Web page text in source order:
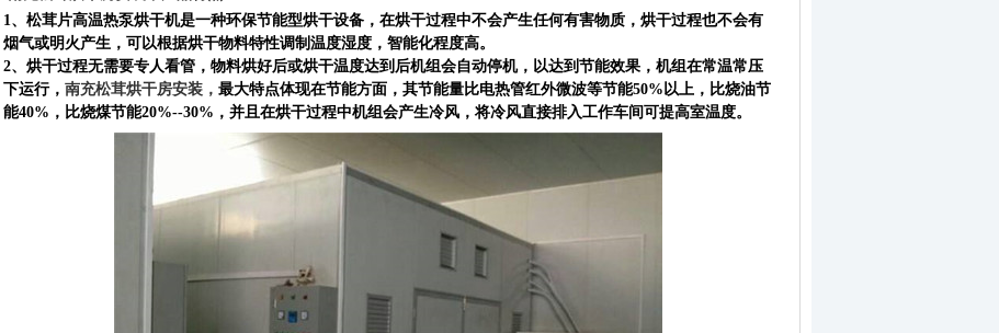
1、松茸片高温热泵烘干机是一种环保节能型烘干设备，在烘干过程中不会产生任何有害物质，烘干过程也不会有
烟气或明火产生，可以根据烘干物料特性调制温度湿度，智能化程度高。
2、烘干过程无需要专人看管，物料烘好后或烘干温度达到后机组会自动停机，以达到节能效果，机组在常温常压
下运行， 南充松茸烘干房安装， 最大特点体现在节能方面，其节能量比电热管红外微波等节能50%以上，比烧油节
能40%，比烧煤节能20%--30%，并且在烘干过程中机组会产生冷风，将冷风直接排入工作车间可提高室温度。